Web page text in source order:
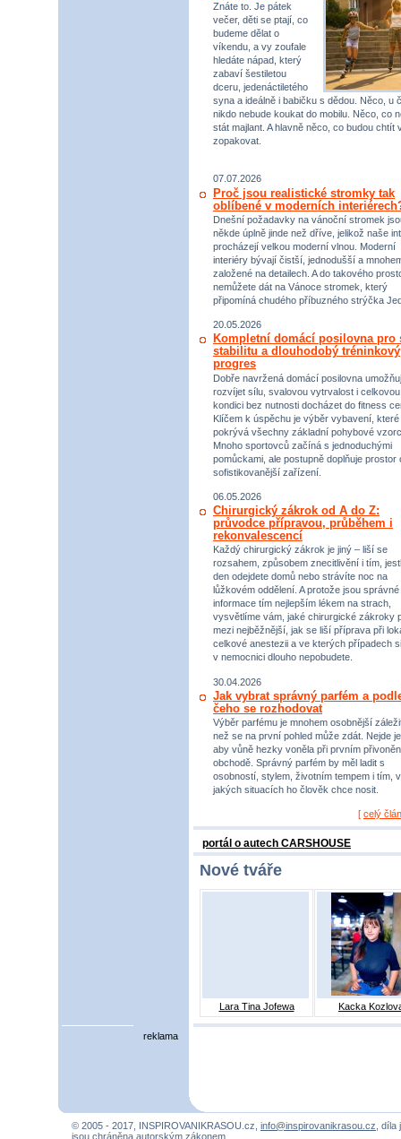
Znáte to. Je pátek
večer, děti se ptají, co
budeme dělat o
víkendu, a vy zoufale
hledáte nápad, který
zabaví šestiletou
dceru, jedenáctiletého
syna a ideálně i babičku s dědou. Něco, u
nikdo nebude koukat do mobilu. Něco, co
stát majlant. A hlavně něco, co budou chtít
zopakovat.
07.07.2026
Proč jsou realistické stromky tak
oblíbené v moderních
Dnešní požadavky na vánoční stromek
někde úplně jinde než dříve, jelikož naše
procházejí velkou moderní vlnou. Moderní
interiéry bývají čistší, jednodušší a
založené na detailech. A do takového
nemůžete dát na Vánoce stromek, který
připomíná chudého příbuzného strýčka
20.05.2026
Kompletní domácí posilovna pro
stabilitu a dlouhodobý tréninkový
progres
Dobře navržená domácí posilovna
rozvíjet sílu, svalovou vytrvalost i celkovou
kondici bez nutnosti docházet do fitness
Klíčem k úspěchu je výběr vybavení, které
pokrývá všechny základní pohybové
Mnoho sportovců začíná s jednoduchými
pomůckami, ale postupně doplňuje prostor
sofistikovanější zařízení.
06.05.2026
Chirurgický zákrok od A do Z:
průvodce přípravou, průběhem i
rekonvalescencí
Každý chirurgický zákrok je jiný – liší se
rozsahem, způsobem znecitlivění i tím,
den odejdete domů nebo strávíte noc na
lůžkovém oddělení. A protože jsou správné
informace tím nejlepším lékem na strach,
vysvětlíme vám, jaké chirurgické zákroky
mezi nejběžnější, jak se liší příprava při
celkové anestezii a ve kterých případech si
v nemocnici dlouho nepobudete.
30.04.2026
Jak vybrat správný parfém a
čeho se rozhodovat
Výběr parfému je mnohem osobnější
než se na první pohled může zdát. Nejde
aby vůně hezky voněla při prvním
obchodě. Správný parfém by měl ladit s
osobností, stylem, životním tempem i tím, v
jakých situacích ho člověk chce nosit.
[ celý
portál o autech CARSHOUSE
Nové tváře
Lara Tina Jofewa Kacka
reklama
© 2005 - 2017, INSPIROVANIKRASOU.cz, info@inspirovanikrasou.cz ,
jsou chráněna autorským zákonem.